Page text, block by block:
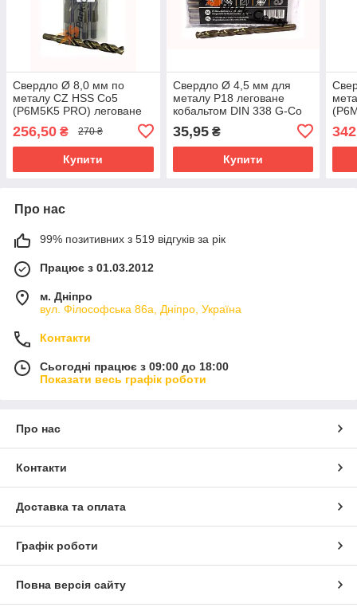
Свердло Ø 8,0 мм по
металу CZ HSS Co5
(P6M5K5 PRO) леговане
256,50 ₴ 270 ₴
Купити
Свердло Ø 4,5 мм для
металу P18 леговане
кобальтом DIN 338 G-Co
35,95₴
Купити
342
Про нас
99% позитивних з 519 відгуків за рік
Працює з 01.03.2012
м. Дніпро
вул. Філософська 86а, Дніпро, Україна
Контакти
Сьогодні працює з 09:00 до 18:00
Показати весь графік роботи
Про нас
Контакти
Доставка та оплата
Графік роботи
Повна версія сайту